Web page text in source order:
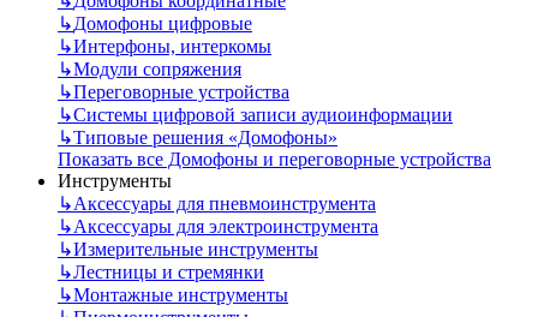
↳Домофоны цифровые
↳Интерфоны, интеркомы
↳Модули сопряжения
↳Переговорные устройства
↳Системы цифровой записи аудиоинформации
↳Типовые решения «Домофоны»
Показать все Домофоны и переговорные устройства
Инструменты
↳Аксессуары для пневмоинструмента
↳Аксессуары для электроинструмента
↳Измерительные инструменты
↳Лестницы и стремянки
↳Монтажные инструменты